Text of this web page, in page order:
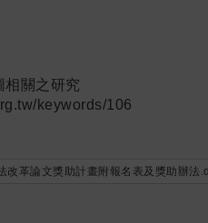
關之研究
keywords/106
革論文獎助計畫附報名表及獎助辦法